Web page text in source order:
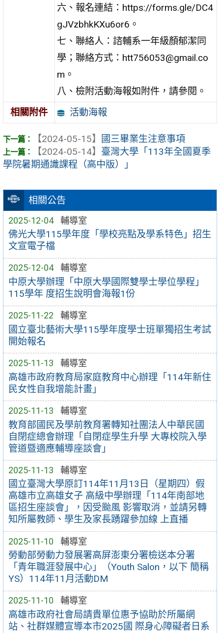
相關公告
2025-12-04 輔導室
佛光大學115學年度「學校亮點及學系特色」招生
文宣電子檔
2025-12-04 輔導室
中原大學辦理「中原大學國際雙學士學位學程」
115學年 度招生說明會海報1份
2025-11-22 輔導室
國立臺北藝術大學115學年度學士班單獨招生考試
開始報名
2025-11-13 輔導室
高雄市政府教育局家庭教育中心辦理「114年新住
民女性自我增能計畫」
2025-11-13 輔導室
教育部國民及學前教育署轉知社團法人中華民國
自閉症總會辦理「自閉症學生升學 大專校院入學
管道暨適應輔導座談會」
2025-11-13 輔導室
國立臺灣大學原訂114年11月13日（星期四）假
高雄市立高雄女子 高級中學辦理「114年南部地
區招生座談會」，因受颱風 影響取消，並請另轉
知所屬教師、學生及家長踴躍參加線 上直播
2025-11-10 輔導室
勞動部勞動力發展署高屏澎東分署檢送本分署
「青年職涯發展中心」（Youth Salon，以下 簡稱
YS）114年11月活動DM
2025-11-10 輔導室
高雄市政府社會局請貴單位惠予協助於所屬網
站、社群媒體宣導本市2025國 際身心障礙者日系
六、報名連結：https://forms.gle/DC4
gJVzbhkKXu6or6。
七、聯絡人：諮輔系一年級顏郁潔同
學；聯絡方式：htt756053@gmail.co
m。
八、檢附活動海報如附件，請參閱。
相關附件
活動海報
【2024-05-15】
國三畢業生注意事項
【2024-05-14】 臺灣大學「113年全國夏季
學院暑期通識課程（高中版）」